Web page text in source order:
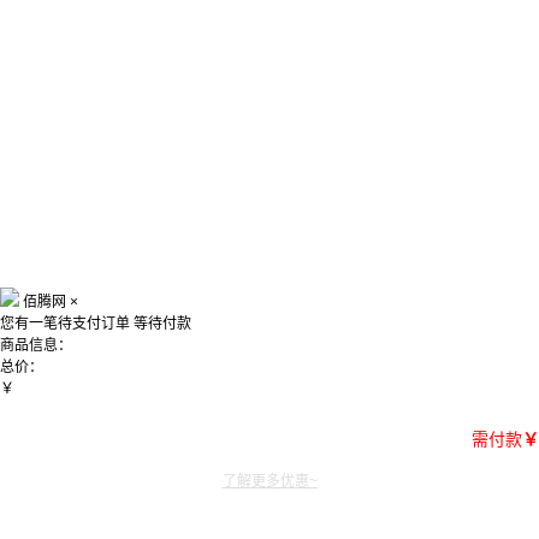
佰腾网 ×
您有一笔待支付订单 等待付款
商品信息：
总价：
￥
需付款￥
了解更多优惠~